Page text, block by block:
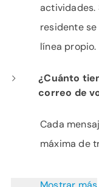
actividades.
residente
línea propio.
¿Cuánto
correo de
Cada
máxima de